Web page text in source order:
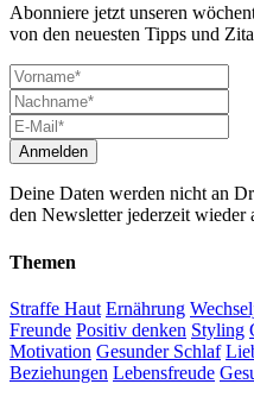
Abonniere jetzt unseren
von den neuesten Tipps und
Deine Daten werden nicht an
den Newsletter jederzeit wieder
Themen
Straffe Haut Ernährung
Freunde Positiv denken Styling
Motivation Gesunder Schlaf
Beziehungen Lebensfreude